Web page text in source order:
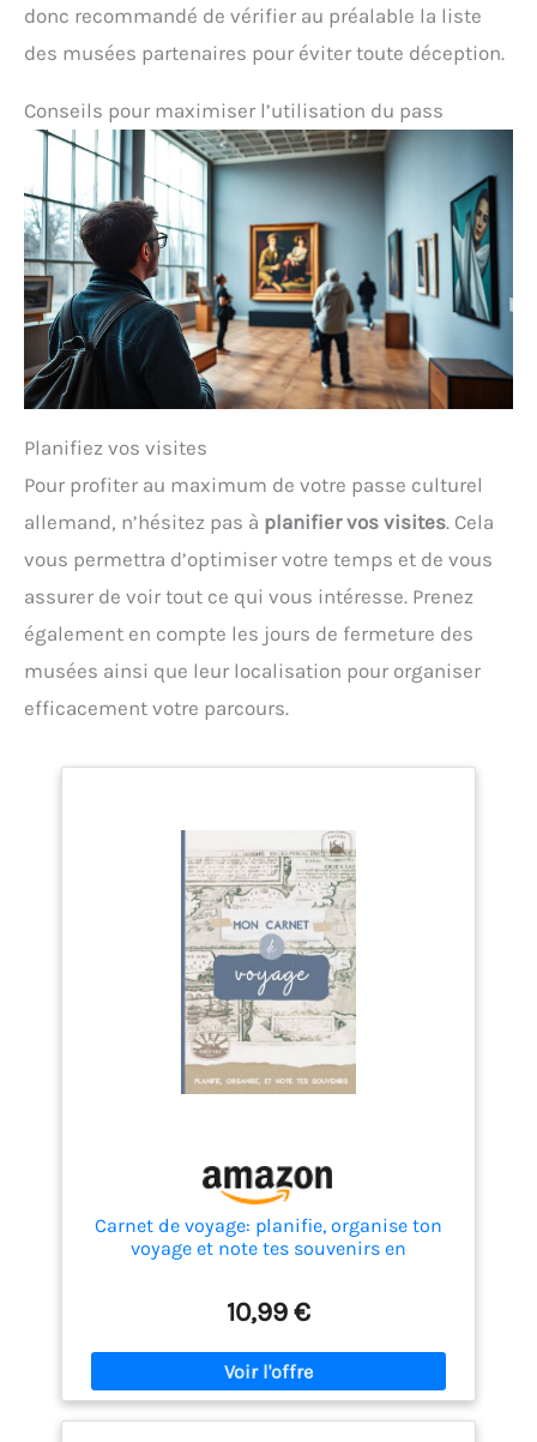
donc recommandé de vérifier au préalable la liste
des musées partenaires pour éviter toute déception.
Conseils pour maximiser l’utilisation du pass
Planifiez vos visites
Pour profiter au maximum de votre passe culturel
allemand, n’hésitez pas à planifier vos visites. Cela
vous permettra d’optimiser votre temps et de vous
assurer de voir tout ce qui vous intéresse. Prenez
également en compte les jours de fermeture des
musées ainsi que leur localisation pour organiser
efficacement votre parcours.
Carnet de voyage: planifie, organise ton
voyage et note tes souvenirs en
colle tes photos
10,99 €